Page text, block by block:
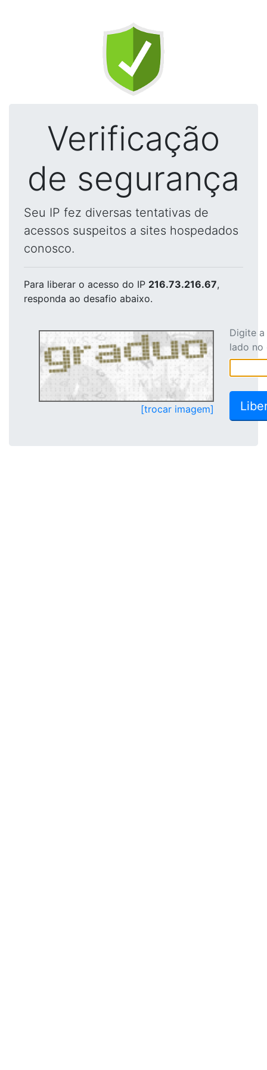
Verificação
de segurança
Seu IP fez diversas tentativas de
acessos suspeitos a sites hospedados
conosco.
Para liberar o acesso do IP 216.73.216.67,
responda ao desafio abaixo.
[trocar imagem]
Digite
lado no